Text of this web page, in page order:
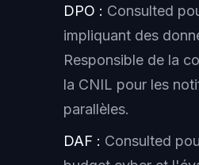
DPO : Consulted
impliquant des
Responsible de la
la CNIL pour les
parallèles.
DAF : Consulted